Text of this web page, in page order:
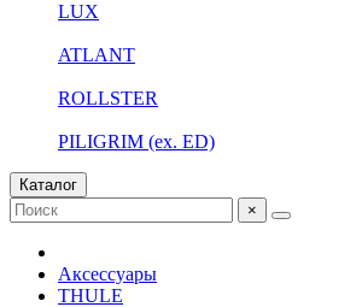
LUX
ATLANT
ROLLSTER
PILIGRIM (ex. ED)
Каталог
×
Аксессуары
THULE